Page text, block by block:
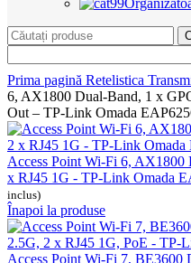
Prima pagină Retelistica
6, AX1800 Dual-Band, 1 x
Out – TP-Link Omada
Access Point Wi-Fi 6,
x RJ45 1G - TP-Link Omada
inclus)
Înapoi la produse
Access Point Wi-Fi 7, BE3600